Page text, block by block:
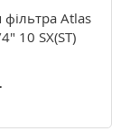
Atlas
10 SX(ST)